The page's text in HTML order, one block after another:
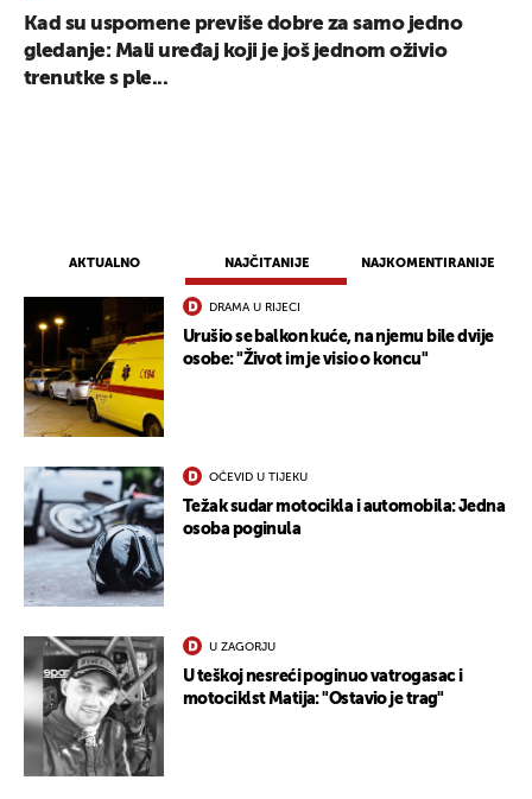
AKTUALNO NAJČITANIJE NAJKOMENTIRANIJE
DRAMA U RIJECI
Urušio se balkon kuće, na njemu bile dvije
osobe: "Život im je visio o koncu"
OČEVID U TIJEKU
Težak sudar motocikla i automobila: Jedna
osoba poginula
U ZAGORJU
U teškoj nesreći poginuo vatrogasac i
motociklst Matija: "Ostavio je trag"
Kad su uspomene previše dobre za samo jedno
gledanje: Mali uređaj koji je još jednom oživio
trenutke s ple...